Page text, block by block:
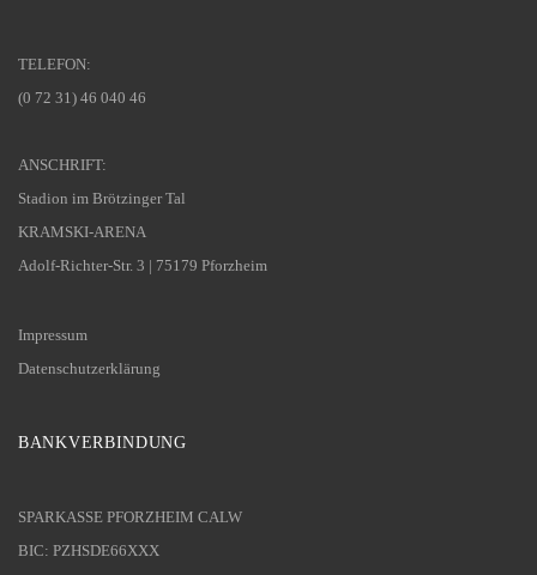
TELEFON:
(0 72 31) 46 040 46
ANSCHRIFT:
Stadion im Brötzinger Tal
KRAMSKI-ARENA
Adolf-Richter-Str. 3 | 75179 Pforzheim
Impressum
Datenschutzerklärung
BANKVERBINDUNG
SPARKASSE PFORZHEIM CALW
BIC: PZHSDE66XXX